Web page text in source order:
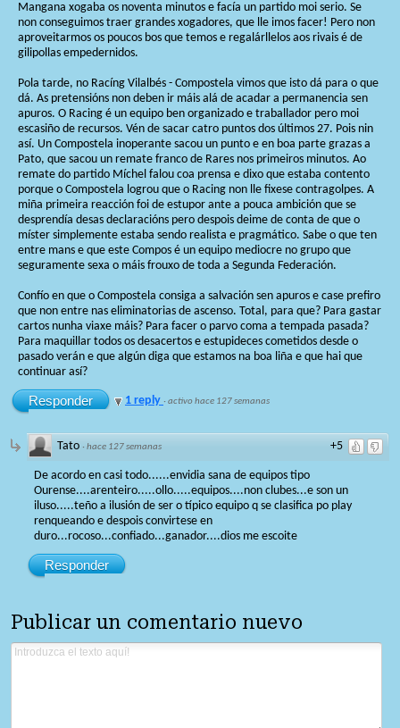
Mangana xogaba os noventa minutos e facía un partido moi serio. Se
non conseguimos traer grandes xogadores, que lle imos facer! Pero non
aproveitarmos os poucos bos que temos e regalárllelos aos rivais é de
gilipollas empedernidos.
Pola tarde, no Racíng Vilalbés - Compostela vimos que isto dá para o que
dá. As pretensións non deben ir máis alá de acadar a permanencia sen
apuros. O Racing é un equipo ben organizado e traballador pero moi
escasiño de recursos. Vén de sacar catro puntos dos últimos 27. Pois nin
así. Un Compostela inoperante sacou un punto e en boa parte grazas a
Pato, que sacou un remate franco de Rares nos primeiros minutos. Ao
remate do partido Míchel falou coa prensa e dixo que estaba contento
porque o Compostela logrou que o Racing non lle fixese contragolpes. A
miña primeira reacción foi de estupor ante a pouca ambición que se
desprendía desas declaracións pero despois deime de conta de que o
míster simplemente estaba sendo realista e pragmático. Sabe o que ten
entre mans e que este Compos é un equipo mediocre no grupo que
seguramente sexa o máis frouxo de toda a Segunda Federación.
Confío en que o Compostela consiga a salvación sen apuros e case prefiro
que non entre nas eliminatorias de ascenso. Total, para que? Para gastar
cartos nunha viaxe máis? Para facer o parvo coma a tempada pasada?
Para maquillar todos os desacertos e estupideces cometidos desde o
pasado verán e que algún diga que estamos na boa liña e que hai que
continuar así?
Responder 1 reply ·activo hace 127 semanas
+5
Tato ·hace 127 semanas
De acordo en casi todo......envidia sana de equipos tipo
Ourense....arenteiro.....ollo.....equipos....non clubes...e son un
iluso.....teño a ilusión de ser o típico equipo q se clasifica po play
renqueando e despois convirtese en
duro...rocoso...confiado...ganador....dios me escoite
Responder
Publicar un comentario nuevo